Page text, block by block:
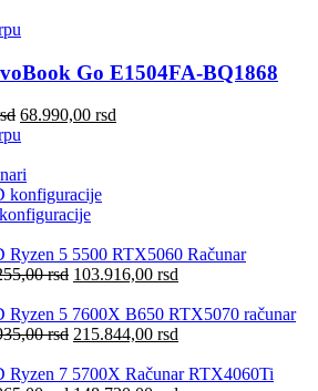
Go E1504FA-BQ1868
68.990,00 rsd
konfiguracije
Ryzen 5 5500 RTX5060 Računar
rsd 103.916,00 rsd
Ryzen 5 7600X B650 RTX5070 računar
rsd 215.844,00 rsd
Ryzen 7 5700X Računar RTX4060Ti